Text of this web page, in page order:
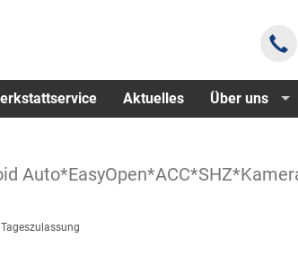
Aktuelles Über uns